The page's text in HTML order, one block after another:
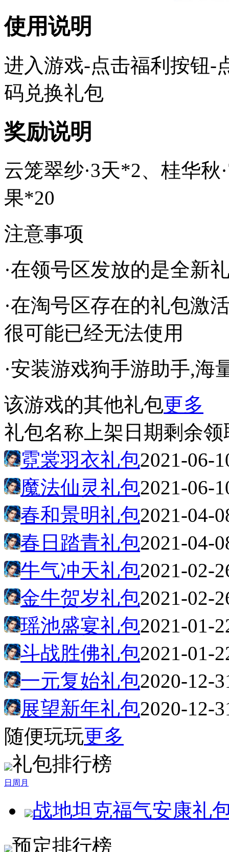
使用说明
进入游戏-点击福利按钮-
码兑换礼包
奖励说明
云笼翠纱·3天*2、桂华
果*20
注意事项
·在领号区发放的是全新
·在淘号区存在的礼包激
很可能已经无法使用
·安装游戏狗手游助手,海
该游戏的其他礼包更多
礼包名称 上架日期剩余领
霓裳羽衣礼包2021-06-
魔法仙灵礼包2021-06-
春和景明礼包2021-04-
春日踏青礼包2021-04-
牛气冲天礼包2021-02-
金牛贺岁礼包2021-02-
瑶池盛宴礼包2021-01-
斗战胜佛礼包2021-01-
一元复始礼包2020-12-
展望新年礼包2020-12-
随便玩玩更多
礼包排行榜
日 周 月
战地坦克福气安康礼
预定排行榜